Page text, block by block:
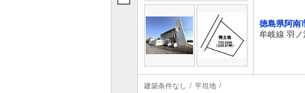
徳島県阿南
牟岐線 羽
建築条件なし 平坦地